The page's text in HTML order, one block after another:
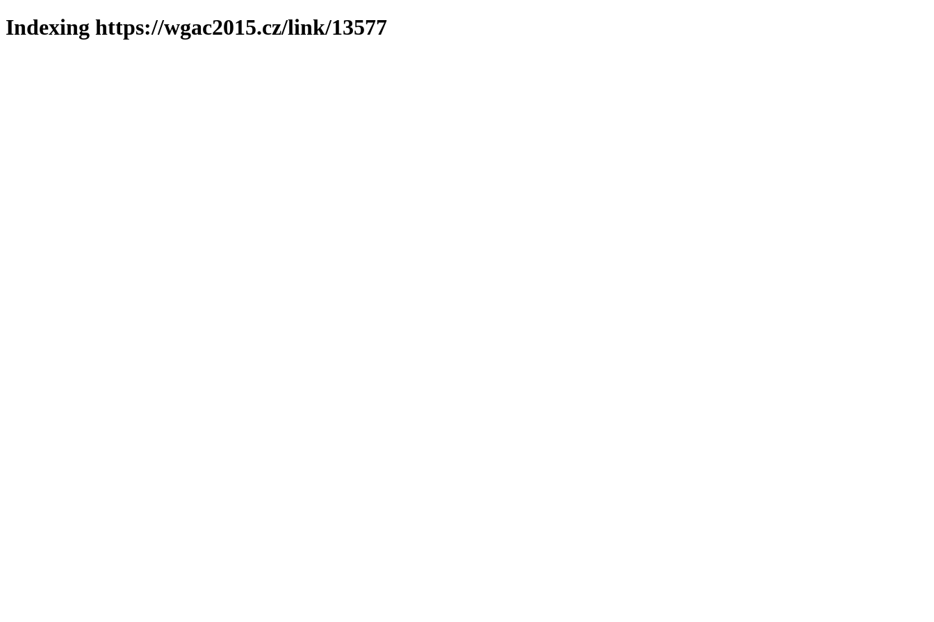
Indexing https://wgac2015.cz/link/13577